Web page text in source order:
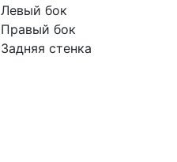
Левый бок
Правый бок
Задняя стенка